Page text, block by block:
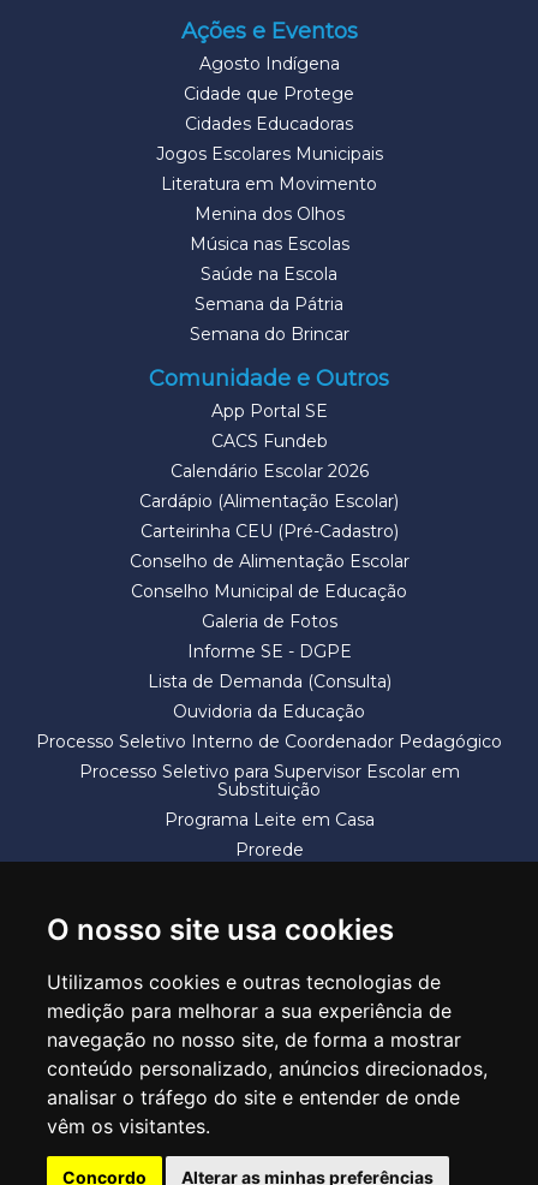
O nosso site usa cookies
Utilizamos cookies e outras tecnologias de
medição para melhorar a sua experiência de
navegação no nosso site, de forma a mostrar
conteúdo personalizado, anúncios direcionados,
analisar o tráfego do site e entender de onde
vêm os visitantes.
Concordo Alterar as minhas preferências
Ações e Eventos
Agosto Indígena
Cidade que Protege
Cidades Educadoras
Jogos Escolares Municipais
Literatura em Movimento
Menina dos Olhos
Música nas Escolas
Saúde na Escola
Semana da Pátria
Semana do Brincar
Comunidade e Outros
App Portal SE
CACS Fundeb
Calendário Escolar 2026
Cardápio (Alimentação Escolar)
Carteirinha CEU (Pré-Cadastro)
Conselho de Alimentação Escolar
Conselho Municipal de Educação
Galeria de Fotos
Informe SE - DGPE
Lista de Demanda (Consulta)
Ouvidoria da Educação
Processo Seletivo Interno de Coordenador Pedagógico
Processo Seletivo para Supervisor Escolar em
Substituição
Programa Leite em Casa
Prorede
SECRETARIA DE EDUCAÇÃO
Rua Claudino Barbosa, 313 - Macedo - Guarulhos/SP CEP 07113-040
Central de Atendimento: *55 11 2475-7300